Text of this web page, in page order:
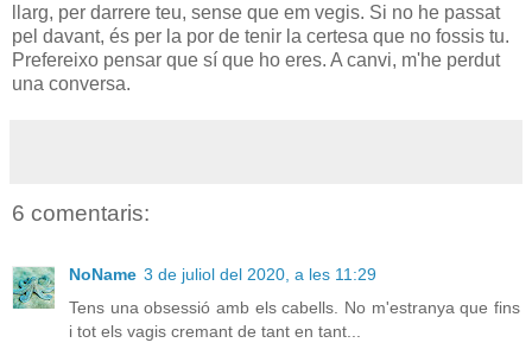
llarg, per darrere teu, sense que em vegis. Si no he passat
pel davant, és per la por de tenir la certesa que no fossis tu.
Prefereixo pensar que sí que ho eres. A canvi, m'he perdut
una conversa.
6 comentaris:
NoName 3 de juliol del 2020, a les 11:29
Tens una obsessió amb els cabells. No m'estranya que fins
i tot els vagis cremant de tant en tant...